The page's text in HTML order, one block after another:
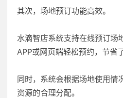
其次，场地预订功能高效。
水滴智店系统支持在线预订场
APP或网页端轻松预约，节省
同时，系统会根据场地使用情
资源的合理分配。